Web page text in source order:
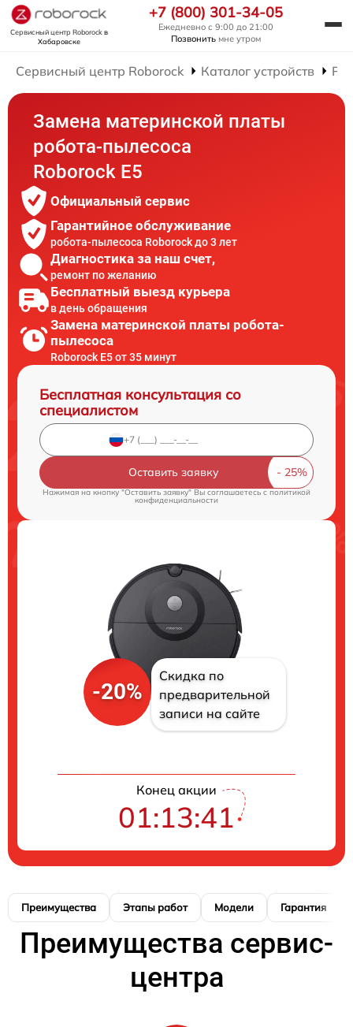
Сервисный центр Roborockв
Хабаровске
+7 (800) 301-34-05
Ежедневно с 9:00 до 21:00
Позвонить мне утром
Сервисный центр Roborock Каталог устройств
Замена материнской платы
робота-пылесоса
Roborock E5
Официальный сервис
Гарантийное обслуживание
робота-пылесоса Roborock до 3 лет
Диагностика за наш счет,
ремонт по желанию
Бесплатный выезд курьера
в день обращения
Замена материнской платы робота-
пылесоса
Roborock E5 от 35 минут
Бесплатная консультация со
специалистом
Оставить заявку
Нажимая на кнопку "Оставить заявку" Вы соглашаетесь cполитикой
конфиденциальности
-20%
Скидка по
предварительной
записи на сайте
Конец акции
01:13:40
Преимущества Этапы работ Модели Гарантия
Преимущества сервис-
центра